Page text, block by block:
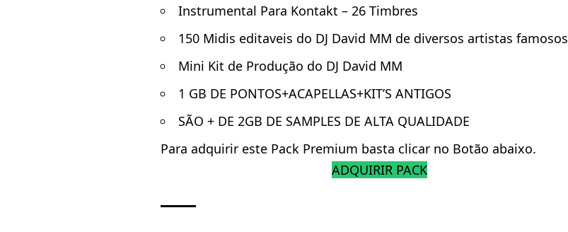
Instrumental Para Kontakt – 26 Timbres
150 Midis editaveis do DJ David MM de diversos artistas famosos
Mini Kit de Produção do DJ David MM
1 GB DE PONTOS+ACAPELLAS+KIT’S ANTIGOS
SÃO + DE 2GB DE SAMPLES DE ALTA QUALIDADE
Para adquirir este Pack Premium basta clicar no Botão abaixo.
ADQUIRIR PACK